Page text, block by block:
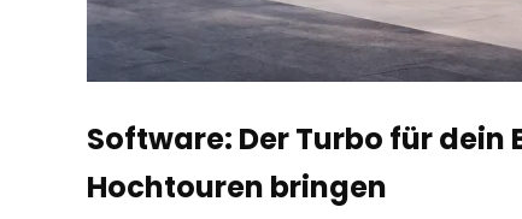
Software: Der Turbo für
Hochtouren bringen